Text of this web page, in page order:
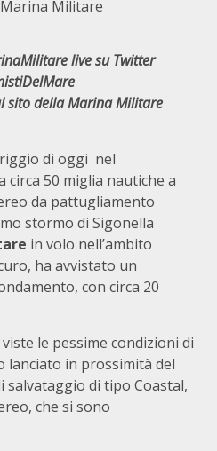
Militare
live su Twitter
sito della Marina Militare
di oggi nel
circa 50 miglia nautiche a
da pattugliamento
stormo di Sigonella
in volo nell’ambito
ha avvistato un
con circa 20
viste le pessime condizioni di
lanciato in prossimità del
salvataggio di tipo Coastal,
che si sono